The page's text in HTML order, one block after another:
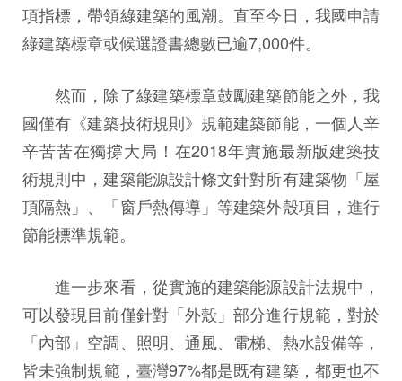
項指標，帶領綠建築的風潮。直至今日，我國申請
綠建築標章或候選證書總數已逾7,000件。
然而，除了綠建築標章鼓勵建築節能之外，我
國僅有《建築技術規則》規範建築節能，一個人辛
辛苦苦在獨撐大局！在2018年實施最新版建築技
術規則中，建築能源設計條文針對所有建築物「屋
頂隔熱」、「窗戶熱傳導」等建築外殼項目，進行
節能標準規範。
進一步來看，從實施的建築能源設計法規中，
可以發現目前僅針對「外殼」部分進行規範，對於
「內部」空調、照明、通風、電梯、熱水設備等，
皆未強制規範，臺灣97%都是既有建築，都更也不